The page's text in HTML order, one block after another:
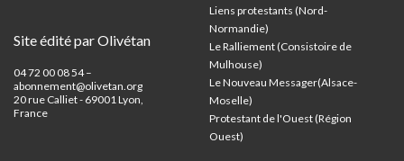
Site édité par Olivétan
04 72 00 08 54 –
abonnement@olivetan.org
20 rue Calliet - 69001 Lyon,
France
Liens protestants (Nord-
Normandie)
Le Ralliement (Consistoire de
Mulhouse)
Le Nouveau Messager(Alsace-
Moselle)
Protestant de l'Ouest (Région
Ouest)